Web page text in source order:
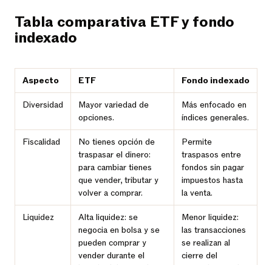
Tabla comparativa ETF y fondo
indexado
Aspecto ETF Fondo indexado
Diversidad
Mayor variedad de
opciones.
Más enfocado en
índices generales.
Fiscalidad
No tienes opción de
traspasar el dinero:
para cambiar tienes
que vender, tributar y
volver a comprar.
Permite
traspasos entre
fondos sin pagar
impuestos hasta
la venta.
Liquidez
Alta liquidez: se
negocia en bolsa y se
pueden comprar y
vender durante el
Menor liquidez:
las transacciones
se realizan al
cierre del